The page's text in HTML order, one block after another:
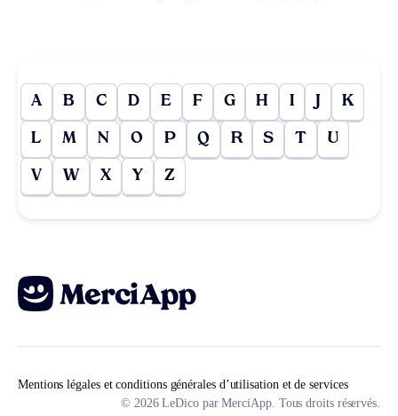
A B C D E F G H I J K
L M N O P Q R S T U
V W X Y Z
Mentions légales et conditions générales d’utilisation et de services
© 2026 LeDico par MerciApp. Tous droits réservés.